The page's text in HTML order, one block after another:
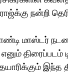
நன்றி
மாஸ்டர்
எனும்
இந்த